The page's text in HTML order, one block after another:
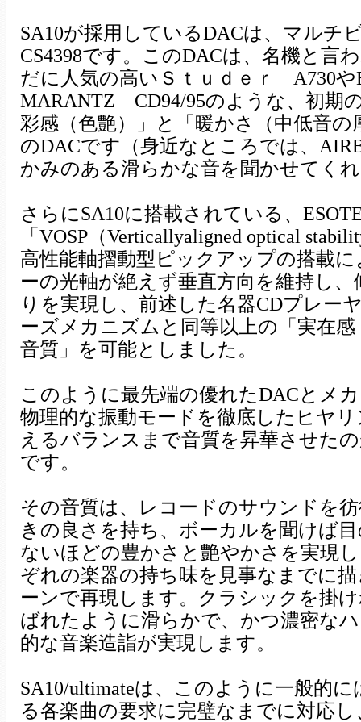
SA10が採用しているDACは、マルチ
CS4398です。このDACは、名機と言
だに人気の高いＳｔｕｄｅｒ A730
MARANTZ CD94/95のような、初期
彩感（色艶）」と「暖かさ（中低音
のDACです（身近なところでは、
かみのある滑らかな音を聞かせてく
さらにSA10に搭載されている、
「VOSP（Verticallyaligned optical
高性能軸摺動型ピックアップの搭載
ーの光軸が絶えず垂直方向を維持し
りを実現し、前述した名器CDプレー
ーズメカニズムと同等以上の「実在
音質」を可能としました。
このように最先端の優れたDACとメ
物理的な振動モードを徹底したヒヤ
えるバランスまで音質を昇華させた
です。
その音質は、レコードのサウンドを
きの良さを持ち、ボーカルを聞けば
ないほどの豊かさと艶やかさを実現
ぞれの楽器の持ち味を見事なまでに
ーンで再現します。クラシックを掛
ばれたように滑らかで、かつ濃密な
的な音楽造詣が実現します。
SA10/ultimateは、このように一般的
る各楽曲の要求に完璧なまでに対応